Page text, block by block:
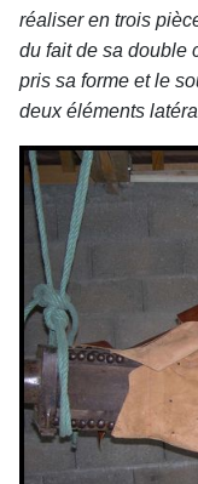
réaliser en trois
du fait de sa double
pris sa forme et le
deux éléments